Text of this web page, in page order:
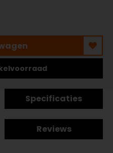
Specificaties
Reviews